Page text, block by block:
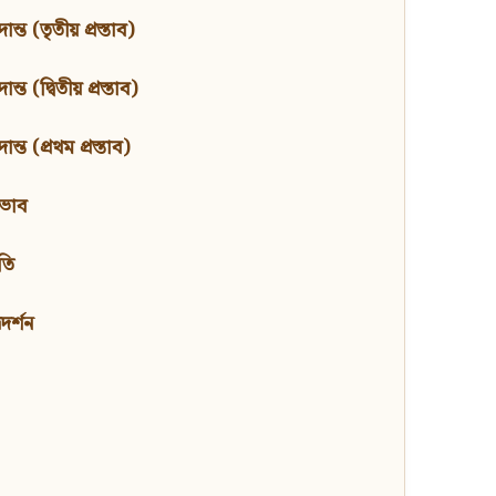
(তৃতীয় প্রস্তাব)
(দ্বিতীয় প্রস্তাব)
(প্রথম প্রস্তাব)